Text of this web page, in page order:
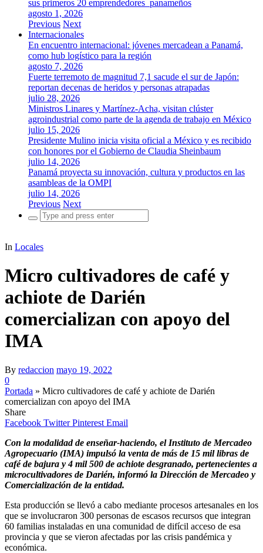
sus primeros 20 emprendedores panameños
agosto 1, 2026
Previous Next
Internacionales
En encuentro internacional: jóvenes mercadean a Panamá,
como hub logístico para la región
agosto 7, 2026
Fuerte terremoto de magnitud 7,1 sacude el sur de Japón:
reportan decenas de heridos y personas atrapadas
julio 28, 2026
Ministros Linares y Martínez-Acha, visitan clúster
agroindustrial como parte de la agenda de trabajo en México
julio 15, 2026
Presidente Mulino inicia visita oficial a México y es recibido
con honores por el Gobierno de Claudia Sheinbaum
julio 14, 2026
Panamá proyecta su innovación, cultura y productos en las
asambleas de la OMPI
julio 14, 2026
Previous Next
Search
for:
In Locales
Micro cultivadores de café y
achiote de Darién
comercializan con apoyo del
IMA
By redaccion mayo 19, 2022
0
Portada » Micro cultivadores de café y achiote de Darién
comercializan con apoyo del IMA
Share
Facebook Twitter Pinterest Email
Con la modalidad de enseñar-haciendo, el Instituto de Mercadeo
Agropecuario (IMA) impulsó la venta de más de 15 mil libras de
café de bajura y 4 mil 500 de achiote desgranado, pertenecientes a
microcultivadores de Darién, informó la Dirección de Mercadeo y
Comercialización de la entidad.
Esta producción se llevó a cabo mediante procesos artesanales en los
que se involucraron 300 personas de escasos recursos que integran
60 familias instaladas en una comunidad de difícil acceso de esa
provincia y que se vieron afectadas por las crisis pandémica y
económica.